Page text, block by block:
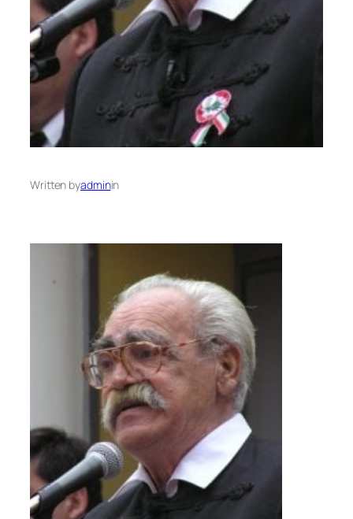
Written byadminin